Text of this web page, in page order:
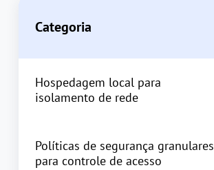
Categoria
Hospedagem local para
isolamento de rede
Políticas de segurança granulares
para controle de acesso